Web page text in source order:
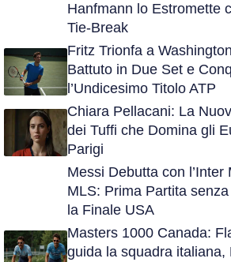
Hanfmann lo Estromette
Tie-Break
Fritz Trionfa a
Battuto in Due Set e
l’Undicesimo Titolo ATP
Chiara Pellacani: La
dei Tuffi che Domina gli
Parigi
Messi Debutta con l’Inter
MLS: Prima Partita
la Finale USA
Masters 1000 Canada:
guida la squadra italiana,